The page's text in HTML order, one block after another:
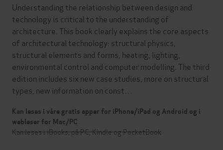
Understanding the relationship between design and
technology is critical to the understanding of
architecture. This book clearly explains the core aspects
of architectural technology: structural physics,
structural elements and forms, heating, lighting,
environmental control and computer modelling. The third
edition includes six new case studies, more on structural
types, new information on const…
Kan leses i våre gratis apper for iPhone/iPad og Android og i
webleser for Mac/PC
Kan leses i iBooks, på PC, Kindle og PocketBook